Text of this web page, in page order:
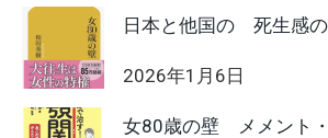
日本と他国の 死生感
2026年1月6日
女80歳の壁 メメント